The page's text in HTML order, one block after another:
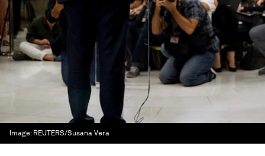
Image: REUTERS/Susana Vera